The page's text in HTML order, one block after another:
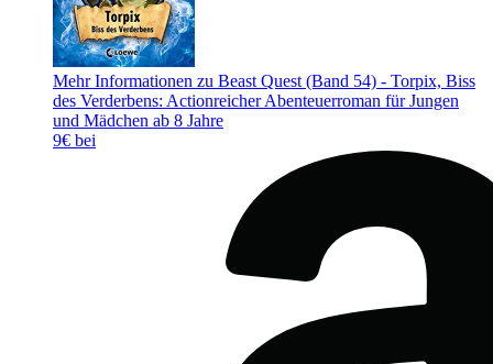
Mehr Informationen zu Beast Quest (Band 54) - Torpix, Biss
des Verderbens: Actionreicher Abenteuerroman für Jungen
und Mädchen ab 8 Jahre
9€ bei